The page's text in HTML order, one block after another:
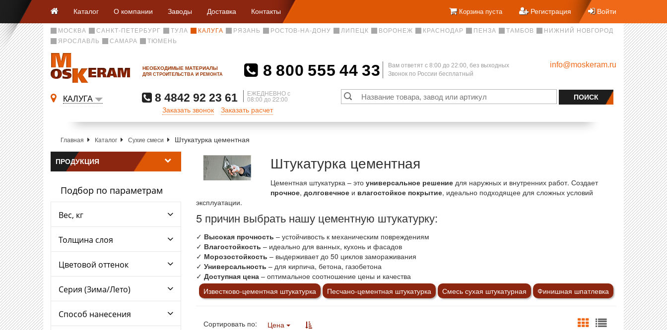
Каталог О компании Заводы Доставка Контакты Корзина пуста Регистрация Войти
МОСКВА САНКТ-ПЕТЕРБУРГ ТУЛА КАЛУГА РЯЗАНЬ РОСТОВ-НА-ДОНУ ЛИПЕЦК ВОРОНЕЖ КРАСНОДАР ПЕНЗА ТАМБОВ
НИЖНИЙ НОВГОРОД
ЯРОСЛАВЛЬ
САМАРА ТЮМЕНЬ
НЕОБХОДИМЫЕ МАТЕРИАЛЫ
ДЛЯ СТРОИТЕЛЬСТВА И РЕМОНТА 8 800 555 44 33
Вам ответят c 8:00 до 22:00, без выходных
Звонок по России бесплатный
info@moskeram.ru
КАЛУГА 8 4842 92 23 61 ЕЖЕДНЕВНО с
08:00 до 22:00
Заказать звонок Заказать расчет
Главная Каталог Сухие смеси Штукатурка цементная
ПРОДУКЦИЯ
Подбор по параметрам
Вес, кг
Толщина слоя
Цветовой оттенок
Серия (Зима/Лето)
Способ нанесения
Штукатурка цементная
Цементная штукатурка – это универсальное решениедля наружных и внутренних работ. Создает
прочное, долговечноеи влагостойкое покрытие, идеально подходящее для сложных условий
эксплуатации.
5 причин выбрать нашу цементную штукатурку:
✓ Высокая прочность – устойчивость к механическим повреждениям
✓ Влагостойкость – идеально для ванных, кухонь и фасадов
✓ Морозостойкость – выдерживает до 50 циклов замораживания
✓ Универсальность – для кирпича, бетона, газобетона
✓ Доступная цена– оптимальное соотношение цены и качества
Известково-цементная штукатурка
Песчано-цементная штукатурка Смесь сухая штукатурная Финишная шпатлевка
Сортировать по: Цена